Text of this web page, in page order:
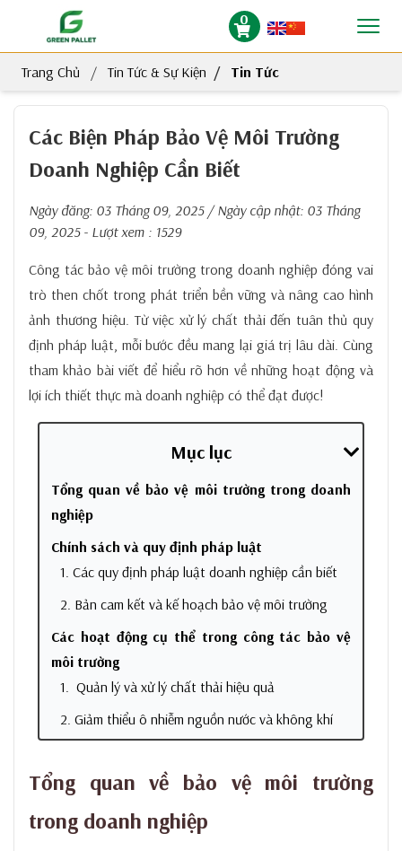
0
Trang Chủ Tin Tức & Sự Kiện Tin Tức
Các Biện Pháp Bảo Vệ Môi Trường
Doanh Nghiệp Cần Biết
Ngày đăng: 03 Tháng 09, 2025/ Ngày cập nhật: 03 Tháng
09, 2025- Lượt xem : 1529
Công tác bảo vệ môi trường trong doanh nghiệp đóng vai
trò then chốt trong phát triển bền vững và nâng cao hình
ảnh thương hiệu. Từ việc xử lý chất thải đến tuân thủ quy
định pháp luật, mỗi bước đều mang lại giá trị lâu dài. Cùng
tham khảo bài viết để hiểu rõ hơn về những hoạt động và
lợi ích thiết thực mà doanh nghiệp có thể đạt được!
Mục lục
Tổng quan về bảo vệ môi trường trong doanh
nghiệp
Chính sách và quy định pháp luật
1. Các quy định pháp luật doanh nghiệp cần biết
2. Bản cam kết và kế hoạch bảo vệ môi trường
Các hoạt động cụ thể trong công tác bảo vệ
môi trường
1. Quản lý và xử lý chất thải hiệu quả
2. Giảm thiểu ô nhiễm nguồn nước và không khí
4. Thực hiện báo cáo công tác bảo vệ môi
Tổng quan về bảo vệ môi trường
trong doanh nghiệp